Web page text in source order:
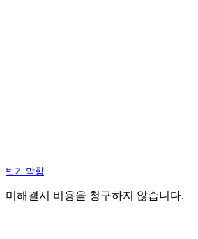
변기 막힘
미해결시 비용을 청구하지 않습니다.